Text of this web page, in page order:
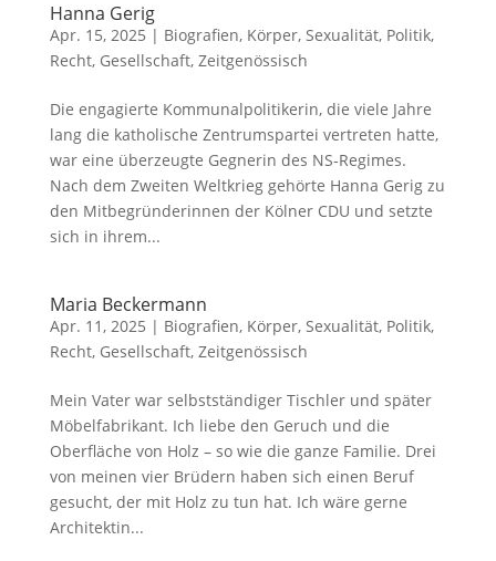
Hanna Gerig
Apr. 15, 2025 | Biografien, Körper, Sexualität, Politik,
Recht, Gesellschaft, Zeitgenössisch
Die engagierte Kommunalpolitikerin, die viele Jahre
lang die katholische Zentrumspartei vertreten hatte,
war eine überzeugte Gegnerin des NS-Regimes.
Nach dem Zweiten Weltkrieg gehörte Hanna Gerig zu
den Mitbegründerinnen der Kölner CDU und setzte
sich in ihrem...
Maria Beckermann
Apr. 11, 2025 | Biografien, Körper, Sexualität, Politik,
Recht, Gesellschaft, Zeitgenössisch
Mein Vater war selbstständiger Tischler und später
Möbelfabrikant. Ich liebe den Geruch und die
Oberfläche von Holz – so wie die ganze Familie. Drei
von meinen vier Brüdern haben sich einen Beruf
gesucht, der mit Holz zu tun hat. Ich wäre gerne
Architektin...